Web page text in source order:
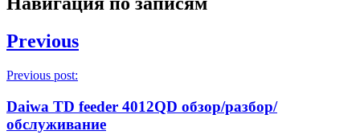
Previous
Previous post:
Daiwa TD feeder 4012QD обзор/разбор/
обслуживание